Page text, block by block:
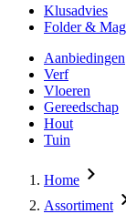
Klusadvies
Folder &
Aanbiedingen
Verf
Vloeren
Gereedschap
Hout
Tuin
Home
Assortiment